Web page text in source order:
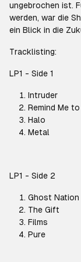
ungebrochen ist.
werden, war die
ein Blick in die
Tracklisting:
LP1 - Side 1
Intruder
Remind Me
Halo
Metal
LP1 - Side 2
Ghost Nation
The Gift
Films
Pure